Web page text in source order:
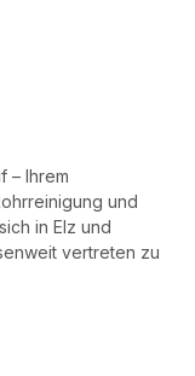
– Ihrem
und
in Elz und
vertreten zu